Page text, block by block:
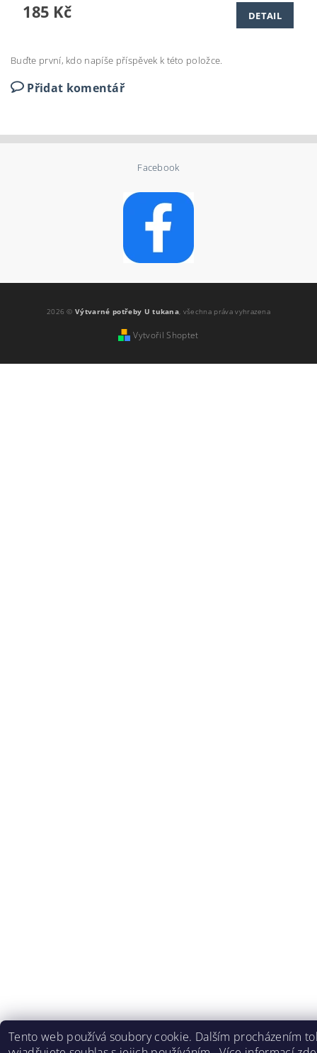
185 Kč DETAIL
Buďte první, kdo napíše příspěvek k této položce.
Přidat komentář
Facebook
2026 ©Výtvarné potřeby U tukana, všechna práva vyhrazena
Vytvořil Shoptet
Tento web používá soubory cookie. Dalším procházením